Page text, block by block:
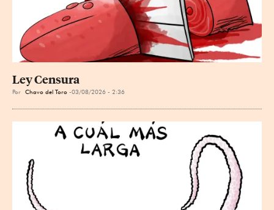
Ley Censura
Por Chavo del Toro 03/08/2026 - 2:36